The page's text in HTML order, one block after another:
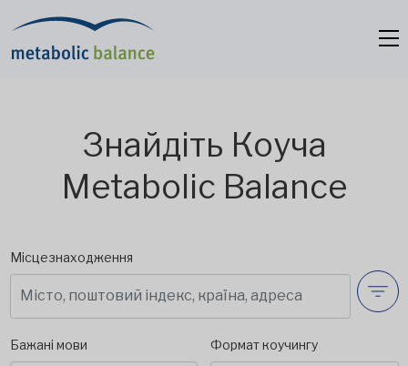
Знайдіть Коуча
Metabolic Balance
Місцезнаходження
Бажані мови Формат коучингу